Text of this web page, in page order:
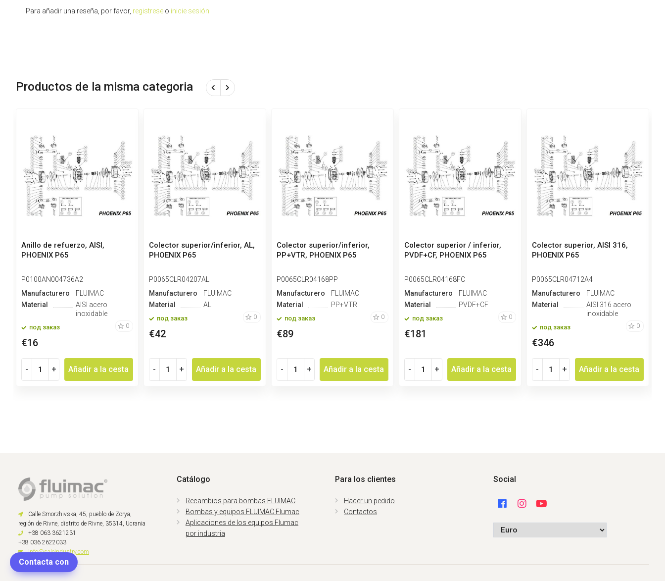
Para añadir una reseña, por favor, registreseo inicie sesión
Productos de la misma categoria
Anillo de refuerzo, AISI,
PHOENIX P65
P0100AN004736A2
Manufacturero
FLUIMAC
Material
AISI acero
inoxidable
под заказ 0
€16
- + Añadir a la cesta
Colector superior/inferior, AL,
PHOENIX P65
P0065CLR04207AL
Manufacturero
FLUIMAC
Material
AL
под заказ 0
€42
- + Añadir a la cesta
Colector superior/inferior,
PP+VTR, PHOENIX P65
P0065CLR04168PP
Manufacturero
FLUIMAC
Material
PP+VTR
под заказ 0
€89
- + Añadir a la cesta
Colector superior / inferior,
PVDF+CF, PHOENIX P65
P0065CLR04168FC
Manufacturero
FLUIMAC
Material
PVDF+CF
под заказ 0
€181
- + Añadir a la cesta
Colector superior, AISI 316,
PHOENIX P65
P0065CLR04712A4
Manufacturero
FLUIMAC
Material
AISI 316 acero
inoxidable
под заказ 0
€346
- + Añadir a la cesta
Calle Smorzhivska, 45, pueblo de Zorya,
región de Rivne, distrito de Rivne, 35314, Ucrania
+38 063 3621231
+38 036 2622033
info@saleindustry.com
Catálogo
Recambios para bombas FLUIMAC
Bombas y equipos FLUIMAC Flumac
Aplicaciones de los equipos Flumac
por industria
Para los clientes
Hacer un pedido
Contactos
Social
Contacta con